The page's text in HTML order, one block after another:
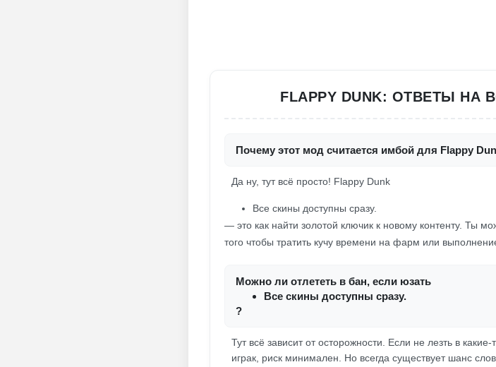
FLAPPY DUNK: ОТВЕТЫ
Почему этот мод считается имбой для Flappy
Да ну, тут всё просто! Flappy Dunk
Все скины доступны сразу.
— это как найти золотой ключик к новому контенту. Ты
того чтобы тратить кучу времени на фарм или
Можно ли отлететь в бан, если юзать
Все скины доступны сразу.
?
Тут всё зависит от осторожности. Если не лезть в
играк, риск минимален. Но всегда существует шанс